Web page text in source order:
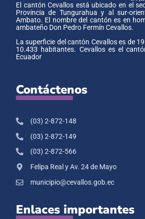
El cantón Cevallos está ubicado en el
Provincia de Tungurahua y al sur-
Ambato. El nombre del cantón es en
ambateño Don Pedro Fermín Cevallos.
La superficie del cantón Cevallos es de
10.433 habitantes. Cevallos es el
Ecuador
Contáctenos
(03) 2-872-148
(03) 2-872-149
(03) 2-872-566
Felipa Real y Av. 24 de Mayo
municipio@cevallos.gob.ec
Enlaces importantes